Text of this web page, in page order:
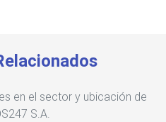
en el sector y ubicación de
S.A.